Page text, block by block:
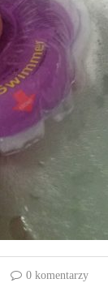
0 komentarzy